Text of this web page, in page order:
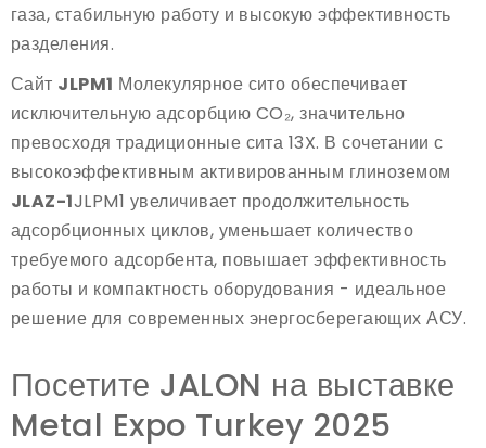
газа, стабильную работу и высокую эффективность
разделения.
Сайт JLPM1 Молекулярное сито обеспечивает
исключительную адсорбцию CO₂, значительно
превосходя традиционные сита 13X. В сочетании с
высокоэффективным активированным глиноземом
JLAZ-1JLPM1 увеличивает продолжительность
адсорбционных циклов, уменьшает количество
требуемого адсорбента, повышает эффективность
работы и компактность оборудования - идеальное
решение для современных энергосберегающих АСУ.
Посетите JALON на выставке
Metal Expo Turkey 2025